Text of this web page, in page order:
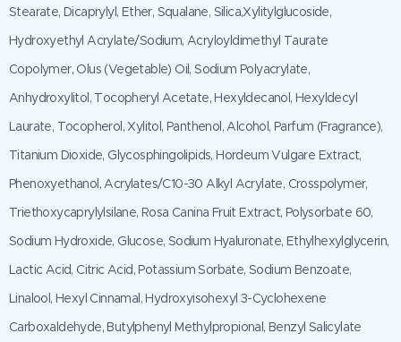
Stearate, Dicaprylyl, Ether, Squalane, Silica,Xylitylglucoside,
Hydroxyethyl Acrylate/Sodium, Acryloyldimethyl Taurate
Copolymer, Olus (Vegetable) Oil, Sodium Polyacrylate,
Anhydroxylitol, Tocopheryl Acetate, Hexyldecanol, Hexyldecyl
Laurate, Tocopherol, Xylitol, Panthenol, Alcohol, Parfum (Fragrance),
Titanium Dioxide, Glycosphingolipids, Hordeum Vulgare Extract,
Phenoxyethanol, Acrylates/C10-30 Alkyl Acrylate, Crosspolymer,
Triethoxycaprylylsilane, Rosa Canina Fruit Extract, Polysorbate 60,
Sodium Hydroxide, Glucose, Sodium Hyaluronate, Ethylhexylglycerin,
Lactic Acid, Citric Acid, Potassium Sorbate, Sodium Benzoate,
Linalool, Hexyl Cinnamal, Hydroxyisohexyl 3-Cyclohexene
Carboxaldehyde, Butylphenyl Methylpropional, Benzyl Salicylate